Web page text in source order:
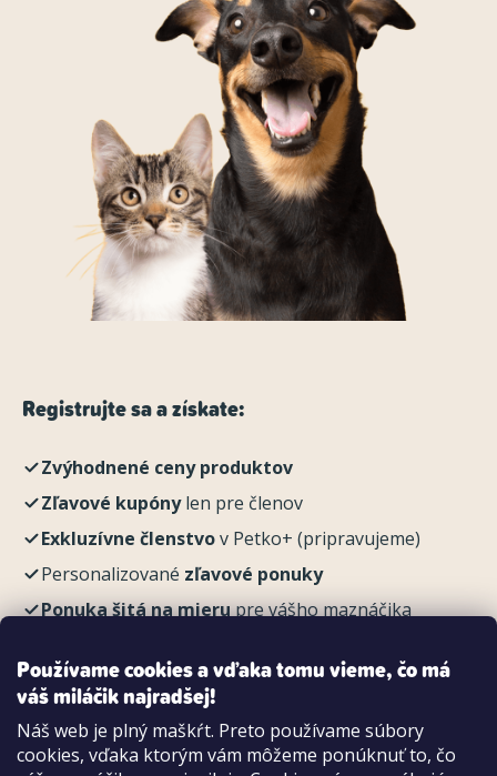
Používame cookies a vďaka tomu vieme, čo má
váš miláčik najradšej!
Náš web je plný maškŕt. Preto používame súbory
cookies, vďaka ktorým vám môžeme ponúknuť to, čo
Registrujte sa a získate:
Zvýhodnené ceny produktov
Zľavové kupónylen pre členov
Exkluzívne členstvov Petko+ (pripravujeme)
Personalizované zľavové ponuky
Ponuka šitá na mierupre vášho maznáčika
Možnosti platby: